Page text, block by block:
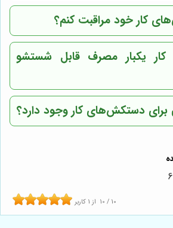
کار خود مراقبت کنم؟
یکبار مصرف قابل شستشو
برای دستکش‌های کار وجود دارد؟
10 / 10 از 1 کاربر